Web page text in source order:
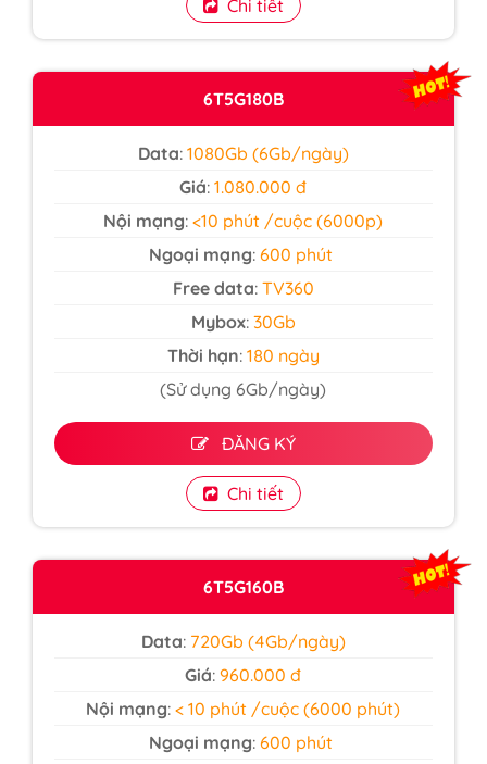
Chi tiết
6T5G180B
Data:1080Gb (6Gb/ngày)
Giá:1.080.000 đ
Nội mạng:<10 phút /cuộc (6000p)
Ngoại mạng: 600 phút
Free data: TV360
Mybox: 30Gb
Thời hạn:180 ngày
(Sử dụng 6Gb/ngày)
ĐĂNG KÝ
Chi tiết
6T5G160B
Data:720Gb (4Gb/ngày)
Giá:960.000 đ
Nội mạng:< 10 phút /cuộc (6000 phút)
Ngoại mạng: 600 phút